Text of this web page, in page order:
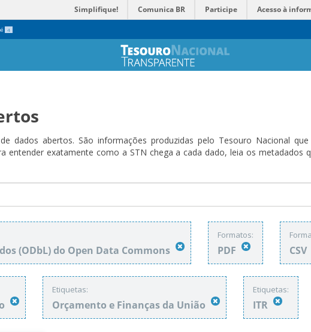
4
Simplifique! Comunica BR Participe Acesso à
dados abertos. São informações produzidas pelo Tesouro Nacional
entender exatamente como a STN chega a cada dado, leia os
(ODbL) do Open Data Commons
Formatos:
PDF CSV
Etiquetas:
Orçamento e Finanças da União
Etiquetas:
ITR